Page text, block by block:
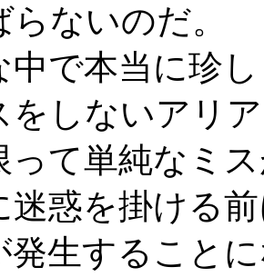
ないのだ。
で本当に珍
をしないアリ
って単純なミ
迷惑を掛ける
発生すること